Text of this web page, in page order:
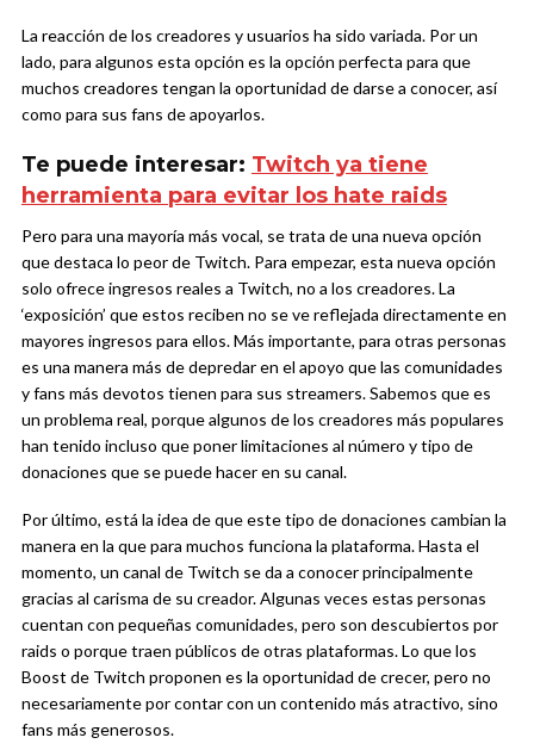
La reacción de los creadores y usuarios ha sido variada. Por un
lado, para algunos esta opción es la opción perfecta para que
muchos creadores tengan la oportunidad de darse a conocer, así
como para sus fans de apoyarlos.
Te puede interesar: Twitch ya tiene
herramienta para evitar los hate raids
Pero para una mayoría más vocal, se trata de una nueva opción
que destaca lo peor de Twitch. Para empezar, esta nueva opción
solo ofrece ingresos reales a Twitch, no a los creadores. La
‘exposición’ que estos reciben no se ve reflejada directamente en
mayores ingresos para ellos. Más importante, para otras personas
es una manera más de depredar en el apoyo que las comunidades
y fans más devotos tienen para sus streamers. Sabemos que es
un problema real, porque algunos de los creadores más populares
han tenido incluso que poner limitaciones al número y tipo de
donaciones que se puede hacer en su canal.
Por último, está la idea de que este tipo de donaciones cambian la
manera en la que para muchos funciona la plataforma. Hasta el
momento, un canal de Twitch se da a conocer principalmente
gracias al carisma de su creador. Algunas veces estas personas
cuentan con pequeñas comunidades, pero son descubiertos por
raids o porque traen públicos de otras plataformas. Lo que los
Boost de Twitch proponen es la oportunidad de crecer, pero no
necesariamente por contar con un contenido más atractivo, sino
fans más generosos.